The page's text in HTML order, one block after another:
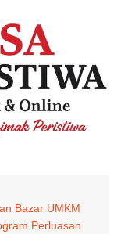
Bazar UMKM
Perluasan